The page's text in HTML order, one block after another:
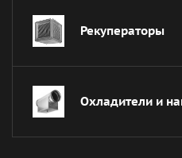
Рекуператоры
Охладители и